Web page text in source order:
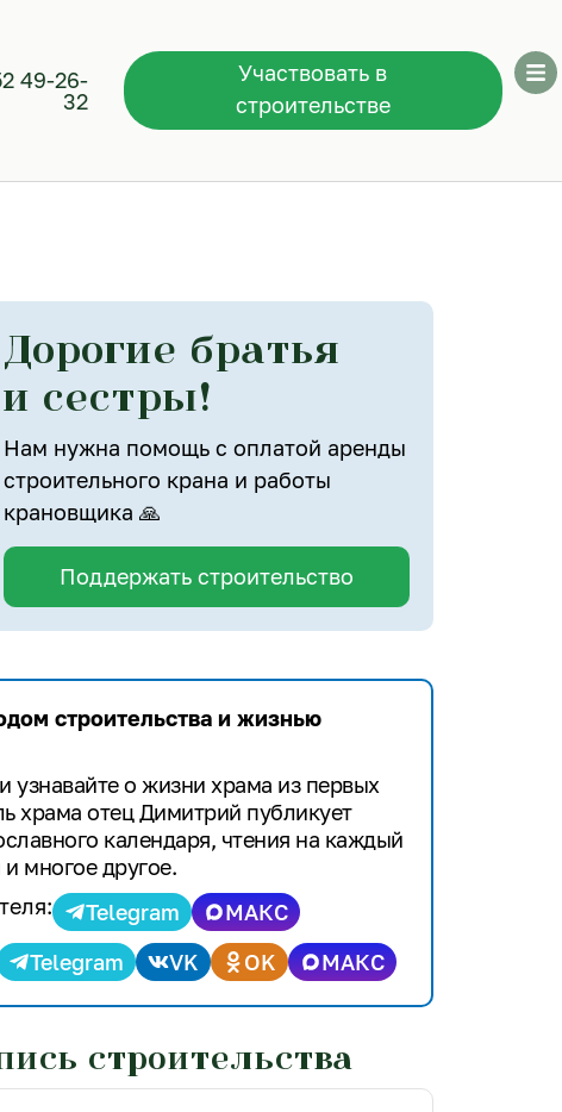
49-26-
32
Участвовать в
строительстве
Дорогие братья
и сестры!
Нам нужна помощь с оплатой аренды
строительного крана и работы
крановщика 🙏
Поддержать строительство
строительства и жизнью
узнавайте о жизни храма из первых
храма отец Димитрий публикует
календаря, чтения на каждый
многое другое.
Telegram
МАКС
Telegram VK OK МАКС
строительства